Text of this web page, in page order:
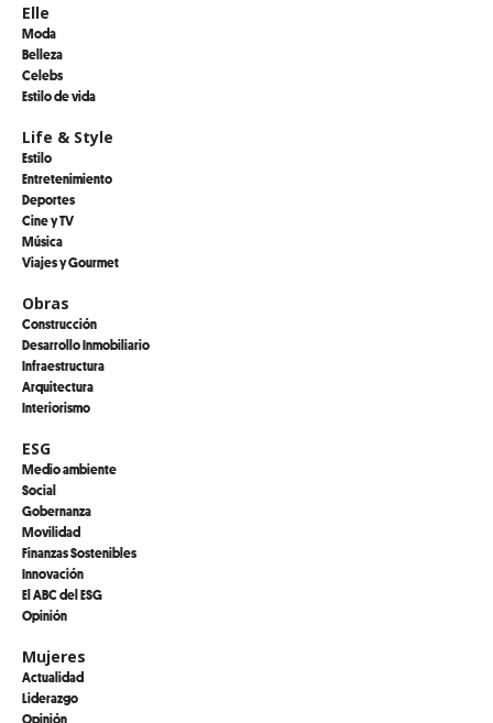
Elle
Moda
Belleza
Celebs
Estilo de vida
Life & Style
Estilo
Entretenimiento
Deportes
Cine y TV
Música
Viajes y Gourmet
Obras
Construcción
Desarrollo Inmobiliario
Infraestructura
Arquitectura
Interiorismo
ESG
Medio ambiente
Social
Gobernanza
Movilidad
Finanzas Sostenibles
Innovación
El ABC del ESG
Opinión
Mujeres
Actualidad
Liderazgo
Opinión